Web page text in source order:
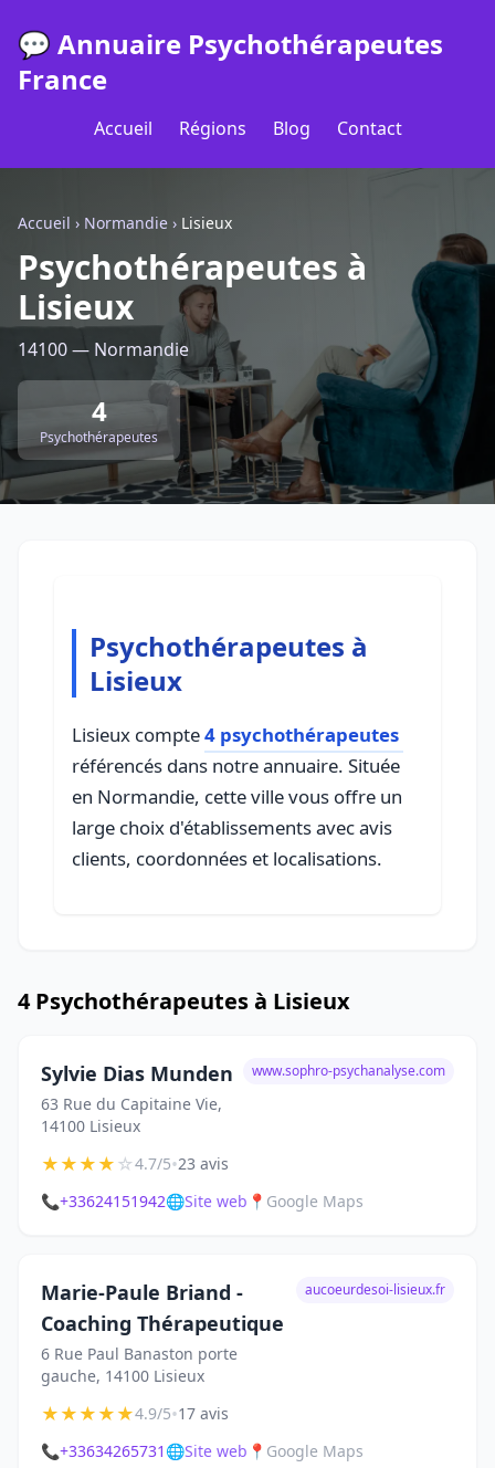
💬 Annuaire Psychothérapeutes
France
Accueil Régions Blog Contact
Accueil › Normandie › Lisieux
Psychothérapeutes à
Lisieux
14100 — Normandie
4
Psychothérapeutes
Psychothérapeutes à
Lisieux
Lisieux compte4 psychothérapeutes
référencés dans notre annuaire. Située
en Normandie, cette ville vous offre un
large choix d'établissements avec avis
clients, coordonnées et localisations.
4 Psychothérapeutes à Lisieux
Sylvie Dias Munden
63 Rue du Capitaine Vie,
14100 Lisieux
www.sophro-psychanalyse.com
★★★★☆4.7/5•23 avis
📞+33624151942🌐Site web 📍 Google Maps
Marie-Paule Briand -
Coaching Thérapeutique
6 Rue Paul Banaston porte
gauche, 14100 Lisieux
aucoeurdesoi-lisieux.fr
★★★★★4.9/5•17 avis
📞+33634265731 🌐Site web 📍 Google Maps